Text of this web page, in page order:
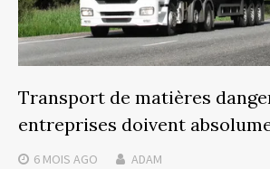
Transport de matières
entreprises doivent
6 MOIS AGO ADAM